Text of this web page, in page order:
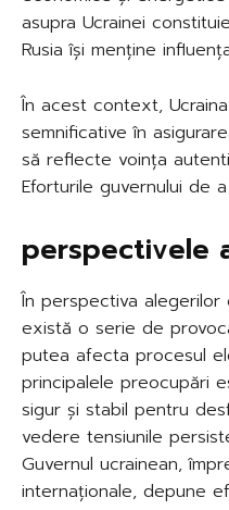
asupra Ucrainei
Rusia își menține
În acest context,
semnificative în
să reflecte voința
Eforturile guvernului de
perspectivele
În perspectiva alegerilor
există o serie de
putea afecta procesul
principalele preocupări
sigur și stabil pentru
vedere tensiunile
Guvernul ucrainean,
internaționale, depune